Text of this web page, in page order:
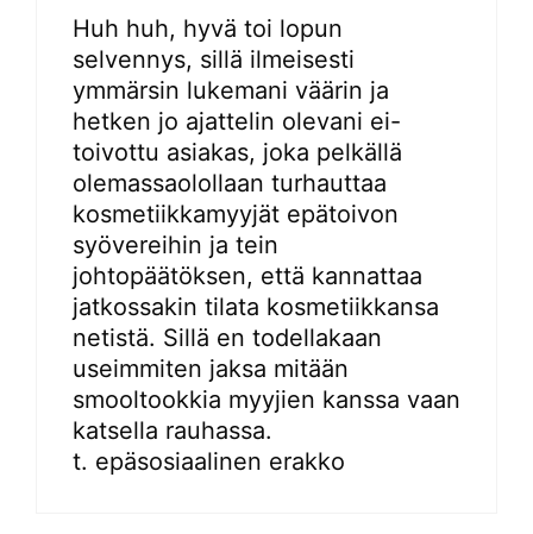
Huh huh, hyvä toi lopun
selvennys, sillä ilmeisesti
ymmärsin lukemani väärin ja
hetken jo ajattelin olevani ei-
toivottu asiakas, joka pelkällä
olemassaolollaan turhauttaa
kosmetiikkamyyjät epätoivon
syövereihin ja tein
johtopäätöksen, että kannattaa
jatkossakin tilata kosmetiikkansa
netistä. Sillä en todellakaan
useimmiten jaksa mitään
smooltookkia myyjien kanssa vaan
katsella rauhassa.
t. epäsosiaalinen erakko